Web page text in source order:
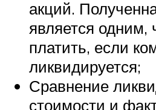
акций.
является одним,
платить, если
ликвидируется;
Сравнение
стоимости и